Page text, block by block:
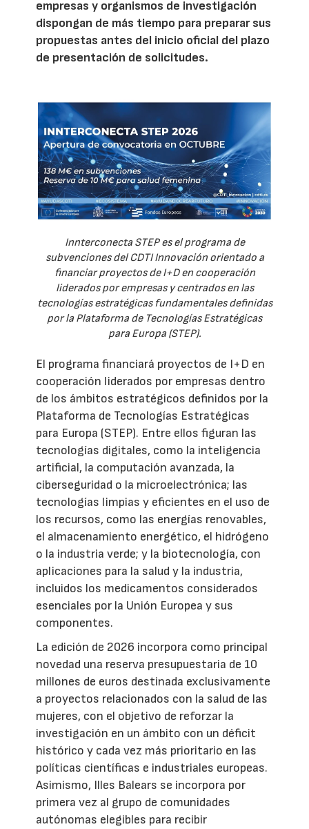
empresas y organismos de investigación
dispongan de más tiempo para preparar sus
propuestas antes del inicio oficial del plazo
de presentación de solicitudes.
Innterconecta STEP es el programa de
subvenciones del CDTI Innovación orientado a
financiar proyectos de I+D en cooperación
liderados por empresas y centrados en las
tecnologías estratégicas fundamentales definidas
por la Plataforma de Tecnologías Estratégicas
para Europa (STEP).
El programa financiará proyectos de I+D en
cooperación liderados por empresas dentro
de los ámbitos estratégicos definidos por la
Plataforma de Tecnologías Estratégicas
para Europa (STEP). Entre ellos figuran las
tecnologías digitales, como la inteligencia
artificial, la computación avanzada, la
ciberseguridad o la microelectrónica; las
tecnologías limpias y eficientes en el uso de
los recursos, como las energías renovables,
el almacenamiento energético, el hidrógeno
o la industria verde; y la biotecnología, con
aplicaciones para la salud y la industria,
incluidos los medicamentos considerados
esenciales por la Unión Europea y sus
componentes.
La edición de 2026 incorpora como principal
novedad una reserva presupuestaria de 10
millones de euros destinada exclusivamente
a proyectos relacionados con la salud de las
mujeres, con el objetivo de reforzar la
investigación en un ámbito con un déficit
histórico y cada vez más prioritario en las
políticas científicas e industriales europeas.
Asimismo, Illes Balears se incorpora por
primera vez al grupo de comunidades
autónomas elegibles para recibir